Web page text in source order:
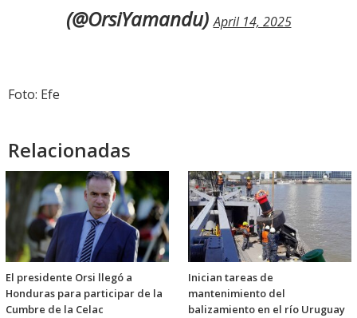
(@OrsiYamandu)April 14, 2025
Foto: Efe
Relacionadas
El presidente Orsi llegó a
Honduras para participar de la
Cumbre de la Celac
Inician tareas de
mantenimiento del
balizamiento en el río Uruguay